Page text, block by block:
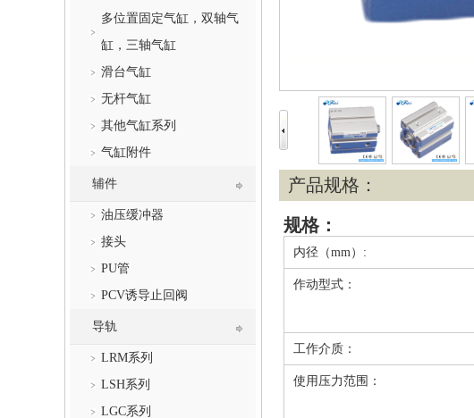
多位置固定气缸，双轴气
缸，三轴气缸
滑台气缸
无杆气缸
其他气缸系列
气缸附件
辅件
油压缓冲器
接头
PU管
PCV诱导止回阀
导轨
LRM系列
LSH系列
LGC系列
产品规格：
规格：
内径（mm）:
作动型式：
工作介质：
使用压力范围：